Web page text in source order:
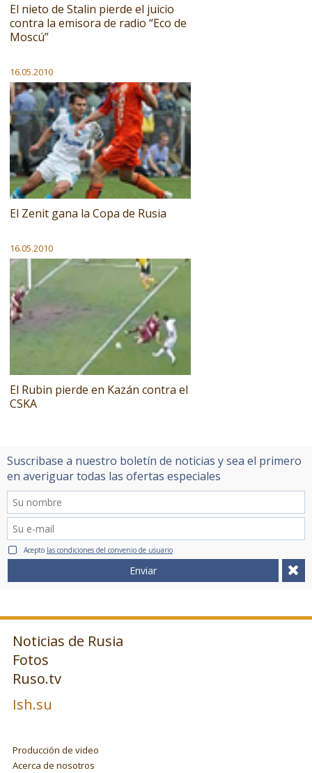
El nieto de Stalin pierde el juicio
contra la emisora de radio “Eco de
Moscú”
16.05.2010
El Zenit gana la Copa de Rusia
16.05.2010
El Rubin pierde en Kazán contra el
CSKA
Suscribase a nuestro boletín de noticias y sea el primero
en averiguar todas las ofertas especiales
Acepto las condiciones del convenio de usuario
Enviar
Noticias de Rusia
Fotos
Ruso.tv
Ish.su
Producción de video
Acerca de nosotros